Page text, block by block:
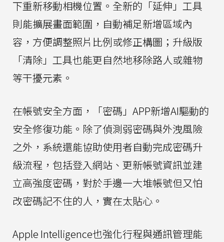
下重新移動相機位置。全新的「延伸」工具
則能擴展畫面範圍，自動補足新增區域內
容，方便調整照片比例或修正構圖；升級版
「清除」工具也能更自然地移除路人或雜物
等干擾元素。
在帳號安全方面，「密碼」APP新增AI驅動的
安全修復功能。除了偵測弱密碼與外洩風險
之外，系統還能協助使用者自動完成密碼升
級流程，包括登入網站、更新帳號資訊並建
立高強度密碼，對於手邊一大堆帳號但又怕
改密碼記不住的人，實在太貼心。
Apple Intelligence也強化行程與通訊管理能